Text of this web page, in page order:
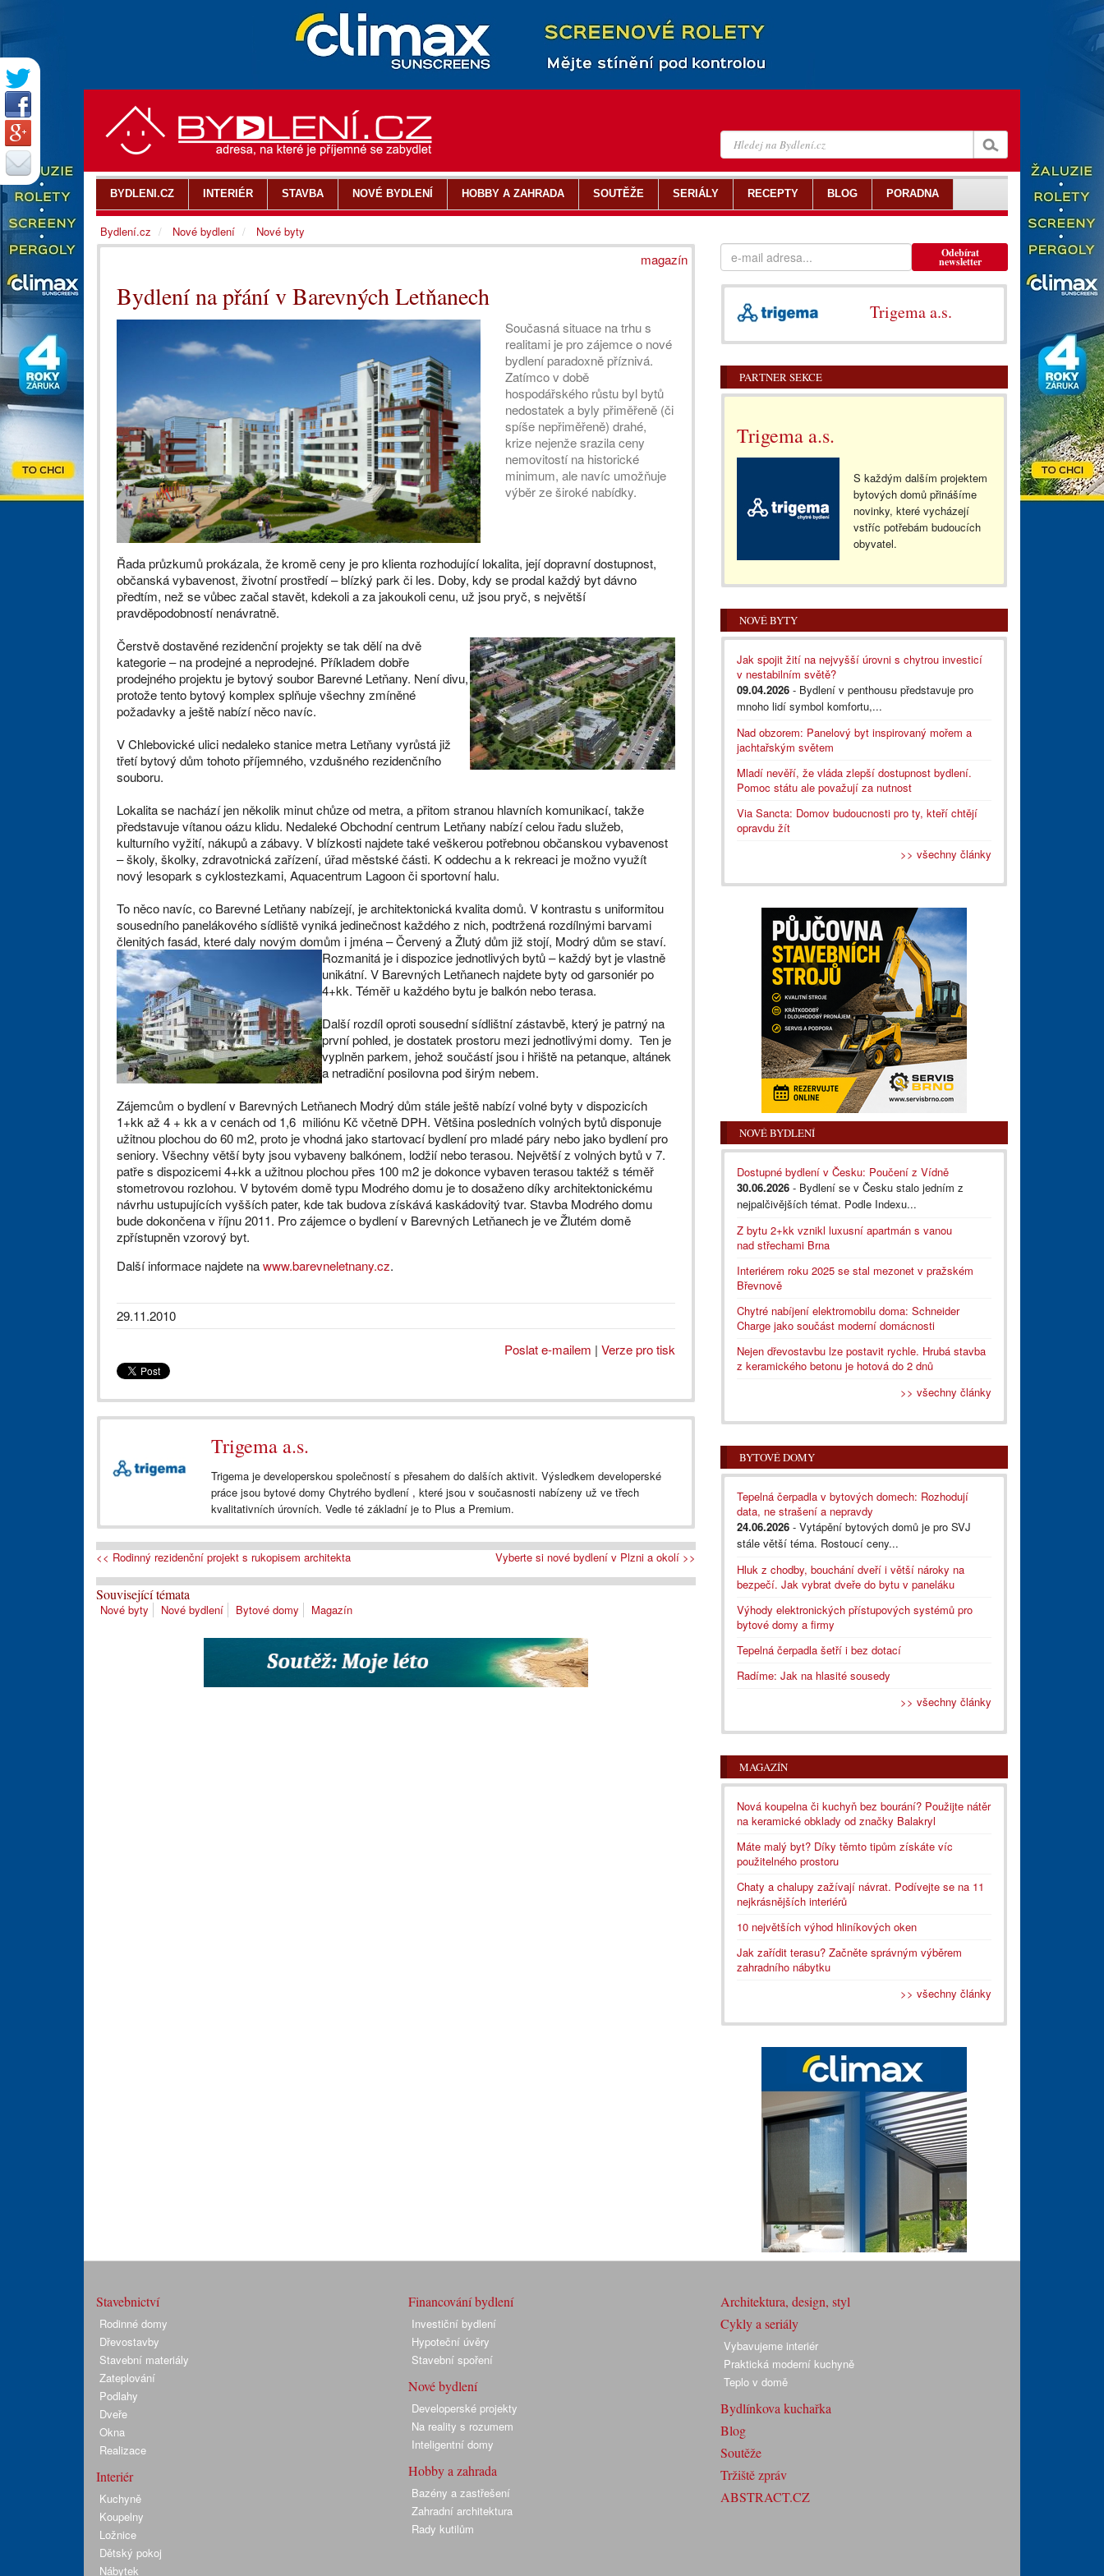
magazín
Bydlení na přání v Barevných Letňanech
Současná situace na trhu s
realitami je pro zájemce o nové
bydlení paradoxně příznivá.
Zatímco v době
hospodářského růstu byl bytů
nedostatek a byly přiměřeně (či
spíše nepřiměřeně) drahé,
krize nejenže srazila ceny
nemovitostí na historické
minimum, ale navíc umožňuje
výběr ze široké nabídky.
Řada průzkumů prokázala, že kromě ceny je pro klienta rozhodující lokalita, její dopravní dostupnost,
občanská vybavenost, životní prostředí – blízký park či les. Doby, kdy se prodal každý byt dávno
předtím, než se vůbec začal stavět, kdekoli a za jakoukoli cenu, už jsou pryč, s největší
pravděpodobností nenávratně.
Čerstvě dostavěné rezidenční projekty se tak dělí na dvě
kategorie – na prodejné a neprodejné. Příkladem dobře
prodejného projektu je bytový soubor Barevné Letňany. Není divu,
protože tento bytový komplex splňuje všechny zmíněné
požadavky a ještě nabízí něco navíc.
V Chlebovické ulici nedaleko stanice metra Letňany vyrůstá již
třetí bytový dům tohoto příjemného, vzdušného rezidenčního
souboru.
Lokalita se nachází jen několik minut chůze od metra, a přitom stranou hlavních komunikací, takže
představuje vítanou oázu klidu. Nedaleké Obchodní centrum Letňany nabízí celou řadu služeb,
kulturního vyžití, nákupů a zábavy. V blízkosti najdete také veškerou potřebnou občanskou vybavenost
– školy, školky, zdravotnická zařízení, úřad městské části. K oddechu a k rekreaci je možno využít
nový lesopark s cyklostezkami, Aquacentrum Lagoon či sportovní halu.
To něco navíc, co Barevné Letňany nabízejí, je architektonická kvalita domů. V kontrastu s uniformitou
sousedního panelákového sídliště vyniká jedinečnost každého z nich, podtržená rozdílnými barvami
členitých fasád, které daly novým domům i jména – Červený a Žlutý dům již stojí, Modrý dům se staví.
Rozmanitá je i dispozice jednotlivých bytů – každý byt je vlastně
unikátní. V Barevných Letňanech najdete byty od garsoniér po
4+kk. Téměř u každého bytu je balkón nebo terasa.
Další rozdíl oproti sousední sídlištní zástavbě, který je patrný na
první pohled, je dostatek prostoru mezi jednotlivými domy. Ten je
vyplněn parkem, jehož součástí jsou i hřiště na petanque, altánek
a netradiční posilovna pod širým nebem.
Zájemcům o bydlení v Barevných Letňanech Modrý dům stále ještě nabízí volné byty v dispozicích
1+kk až 4 + kk a v cenách od 1,6 miliónu Kč včetně DPH. Většina posledních volných bytů disponuje
užitnou plochou do 60 m2, proto je vhodná jako startovací bydlení pro mladé páry nebo jako bydlení pro
seniory. Všechny větší byty jsou vybaveny balkónem, lodžií nebo terasou. Největší z volných bytů v 7.
patře s dispozicemi 4+kk a užitnou plochou přes 100 m2 je dokonce vybaven terasou taktéž s téměř
stometrovou rozlohou. V bytovém domě typu Modrého domu je to dosaženo díky architektonickému
návrhu ustupujících vyšších pater, kde tak budova získává kaskádovitý tvar. Stavba Modrého domu
bude dokončena v říjnu 2011. Pro zájemce o bydlení v Barevných Letňanech je ve Žlutém domě
zpřístupněn vzorový byt.
Další informace najdete nawww.barevneletnany.cz.
29.11.2010
Poslat e-mailem | Verze pro tisk
Trigema a.s.
Trigema je developerskou společností s přesahem do dalších aktivit. Výsledkem developerské
práce jsou bytové domy Chytrého bydlení , které jsou v současnosti nabízeny už ve třech
kvalitativních úrovních. Vedle té základní je to Plus a Premium.
<< Rodinný rezidenční projekt s rukopisem architekta Vyberte si nové bydlení v Plzni a okolí >>
Související témata
Nové byty Nové bydlení Bytové domy Magazín
Odebírat
newsletter
Trigema a.s.
PARTNER SEKCE
Trigema a.s.
S každým dalším projektem
bytových domů přinášíme
novinky, které vycházejí
vstříc potřebám budoucích
obyvatel.
NOVÉ BYTY
Jak spojit žití na nejvyšší úrovni s chytrou investicí
v nestabilním světě?
09.04.2026 - Bydlení v penthousu představuje pro
mnoho lidí symbol komfortu,...
Nad obzorem: Panelový byt inspirovaný mořem a
jachtařským světem
Mladí nevěří, že vláda zlepší dostupnost bydlení.
Pomoc státu ale považují za nutnost
Via Sancta: Domov budoucnosti pro ty, kteří chtějí
opravdu žít
>> všechny články
NOVÉ BYDLENÍ
Dostupné bydlení v Česku: Poučení z Vídně
30.06.2026 - Bydlení se v Česku stalo jedním z
nejpalčivějších témat. Podle Indexu...
Z bytu 2+kk vznikl luxusní apartmán s vanou
nad střechami Brna
Interiérem roku 2025 se stal mezonet v pražském
Břevnově
Chytré nabíjení elektromobilu doma: Schneider
Charge jako součást moderní domácnosti
Nejen dřevostavbu lze postavit rychle. Hrubá stavba
z keramického betonu je hotová do 2 dnů
>> všechny články
BYTOVÉ DOMY
Tepelná čerpadla v bytových domech: Rozhodují
data, ne strašení a nepravdy
24.06.2026 - Vytápění bytových domů je pro SVJ
stále větší téma. Rostoucí ceny...
Hluk z chodby, bouchání dveří i větší nároky na
bezpečí. Jak vybrat dveře do bytu v paneláku
Výhody elektronických přístupových systémů pro
bytové domy a firmy
Tepelná čerpadla šetří i bez dotací
Radíme: Jak na hlasité sousedy
>> všechny články
MAGAZÍN
Nová koupelna či kuchyň bez bourání? Použijte nátěr
na keramické obklady od značky Balakryl
Máte malý byt? Díky těmto tipům získáte víc
použitelného prostoru
Chaty a chalupy zažívají návrat. Podívejte se na 11
nejkrásnějších interiérů
10 největších výhod hliníkových oken
Jak zařídit terasu? Začněte správným výběrem
zahradního nábytku
>> všechny články
BYDLENI.CZ INTERIÉR STAVBA NOVÉ BYDLENÍ HOBBY A ZAHRADA SOUTĚŽE SERIÁLY RECEPTY BLOG PORADNA
Bydlení.cz Nové bydlení Nové byty
Stavebnictví
Rodinné domy
Dřevostavby
Stavební materiály
Zateplování
Podlahy
Dveře
Okna
Realizace
Interiér
Kuchyně
Koupelny
Ložnice
Dětský pokoj
Nábytek
Financování bydlení
Investiční bydlení
Hypoteční úvěry
Stavební spoření
Nové bydlení
Developerské projekty
Na reality s rozumem
Inteligentní domy
Hobby a zahrada
Bazény a zastřešení
Zahradní architektura
Rady kutilům
Architektura, design, styl
Cykly a seriály
Vybavujeme interiér
Praktická moderní kuchyně
Teplo v domě
Bydlínkova kuchařka
Blog
Soutěže
Tržiště zpráv
ABSTRACT.CZ